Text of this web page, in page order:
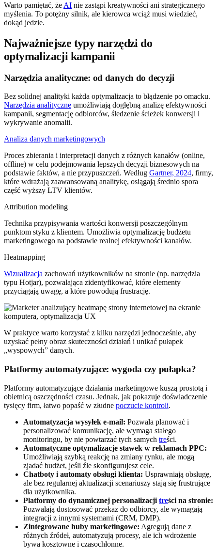
Warto pamiętać, że AI nie zastąpi kreatywności ani strategicznego
myślenia. To potężny silnik, ale kierowca wciąż musi wiedzieć,
dokąd jedzie.
Najważniejsze typy narzędzi do
optymalizacji kampanii
Narzędzia analityczne: od danych do decyzji
Bez solidnej analityki każda optymalizacja to błądzenie po omacku.
Narzędzia analityczne umożliwiają dogłębną analizę efektywności
kampanii, segmentację odbiorców, śledzenie ścieżek konwersji i
wykrywanie anomalii.
Analiza danych marketingowych
Proces zbierania i interpretacji danych z różnych kanałów (online,
offline) w celu podejmowania lepszych decyzji biznesowych na
podstawie faktów, a nie przypuszczeń. Według Gartner, 2024, firmy,
które wdrażają zaawansowaną analitykę, osiągają średnio spora
część wyższy LTV klientów.
Attribution modeling
Technika przypisywania wartości konwersji poszczególnym
punktom styku z klientem. Umożliwia optymalizację budżetu
marketingowego na podstawie realnej efektywności kanałów.
Heatmapping
Wizualizacja zachowań użytkowników na stronie (np. narzędzia
typu Hotjar), pozwalająca zidentyfikować, które elementy
przyciągają uwagę, a które powodują frustrację.
W praktyce warto korzystać z kilku narzędzi jednocześnie, aby
uzyskać pełny obraz skuteczności działań i unikać pułapek
„wyspowych” danych.
Platformy automatyzujące: wygoda czy pułapka?
Platformy automatyzujące działania marketingowe kuszą prostotą i
obietnicą oszczędności czasu. Jednak, jak pokazuje doświadczenie
tysięcy firm, łatwo popaść w złudne poczucie kontroli.
Automatyzacja wysyłek e-mail: Pozwala planować i
personalizować komunikację, ale wymaga stałego
monitoringu, by nie powtarzać tych samych treści.
Automatyczne optymalizacje stawek w reklamach PPC:
Umożliwiają szybką reakcję na zmiany rynku, ale mogą
zjadać budżet, jeśli źle skonfigurujesz cele.
Chatboty i automaty obsługi klienta: Usprawniają obsługę,
ale bez regularnej aktualizacji scenariuszy stają się frustrujące
dla użytkownika.
Platformy do dynamicznej personalizacji treści na stronie:
Pozwalają dostosować przekaz do odbiorcy, ale wymagają
integracji z innymi systemami (CRM, DMP).
Zintegrowane huby marketingowe: Agregują dane z
różnych źródeł, automatyzują procesy, ale ich wdrożenie
bywa kosztowne i czasochłonne.